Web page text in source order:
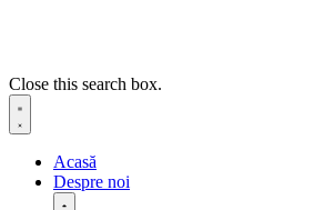
Close this search box.
Acasă
Despre noi